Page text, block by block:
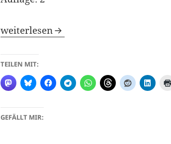
Meine Bücher
weiterlesen
TEILEN MIT:
GEFÄLLT MIR: